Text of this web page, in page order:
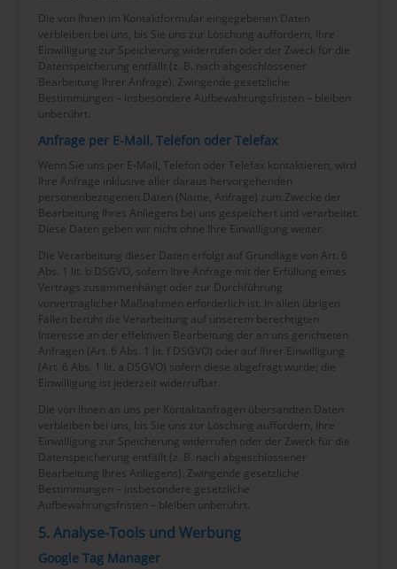
Die von Ihnen im Kontaktformular eingegebenen Daten
verbleiben bei uns, bis Sie uns zur Löschung auffordern, Ihre
Einwilligung zur Speicherung widerrufen oder der Zweck für die
Datenspeicherung entfällt (z. B. nach abgeschlossener
Bearbeitung Ihrer Anfrage). Zwingende gesetzliche
Bestimmungen – insbesondere Aufbewahrungsfristen – bleiben
unberührt.
Anfrage per E-Mail, Telefon oder Telefax
Wenn Sie uns per E-Mail, Telefon oder Telefax kontaktieren, wird
Ihre Anfrage inklusive aller daraus hervorgehenden
personenbezogenen Daten (Name, Anfrage) zum Zwecke der
Bearbeitung Ihres Anliegens bei uns gespeichert und verarbeitet.
Diese Daten geben wir nicht ohne Ihre Einwilligung weiter.
Die Verarbeitung dieser Daten erfolgt auf Grundlage von Art. 6
Abs. 1 lit. b DSGVO, sofern Ihre Anfrage mit der Erfüllung eines
Vertrags zusammenhängt oder zur Durchführung
vorvertraglicher Maßnahmen erforderlich ist. In allen übrigen
Fällen beruht die Verarbeitung auf unserem berechtigten
Interesse an der effektiven Bearbeitung der an uns gerichteten
Anfragen (Art. 6 Abs. 1 lit. f DSGVO) oder auf Ihrer Einwilligung
(Art. 6 Abs. 1 lit. a DSGVO) sofern diese abgefragt wurde; die
Einwilligung ist jederzeit widerrufbar.
Die von Ihnen an uns per Kontaktanfragen übersandten Daten
verbleiben bei uns, bis Sie uns zur Löschung auffordern, Ihre
Einwilligung zur Speicherung widerrufen oder der Zweck für die
Datenspeicherung entfällt (z. B. nach abgeschlossener
Bearbeitung Ihres Anliegens). Zwingende gesetzliche
Bestimmungen – insbesondere gesetzliche
Aufbewahrungsfristen – bleiben unberührt.
5. Analyse-Tools und Werbung
Google Tag Manager